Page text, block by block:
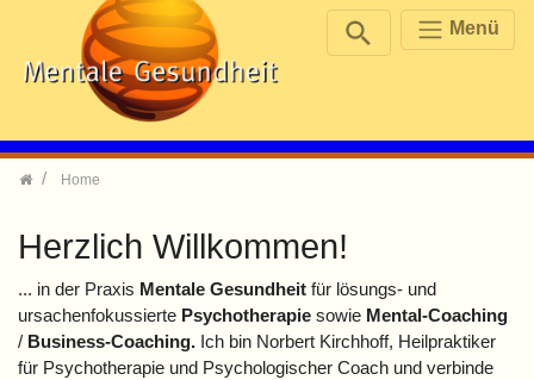
Zum Inhalt springen
Menü
Home
Herzlich Willkommen!
... in der Praxis Mentale Gesundheit für lösungs- und
ursachenfokussierte Psychotherapie sowie Mental-Coaching
/ Business-Coaching. Ich bin Norbert Kirchhoff, Heilpraktiker
für Psychotherapie und Psychologischer Coach und verbinde